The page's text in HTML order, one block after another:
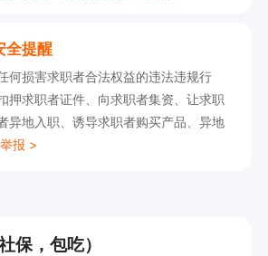
全提醒
何损害求职者合法权益的违法违规行
押求职者证件、向求职者集资、让求职
异地入职、诱导求职者购买产品、异地
报 >
保，包吃）